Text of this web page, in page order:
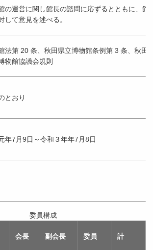
の運営に関し館長の諮問に応ずるとともに、館
して意見を述べる。
法第 20 条、秋田県立博物館条例第 3 条、秋田
物館協議会規則
とおり
年7月9日～令和３年年7月8日
会長 副会長 委員 計
委員構成